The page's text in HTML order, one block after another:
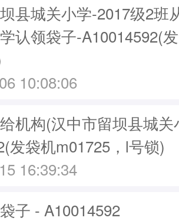
县城关小学-2017级2班
认领袋子-A10014592(
10:08:06
机构(汉中市留坝县城
发袋机m01725，l号锁)
16:39:34
子 - A10014592